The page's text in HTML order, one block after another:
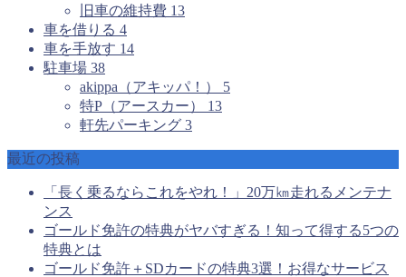
旧車の維持費 13
車を借りる 4
車を手放す 14
駐車場 38
akippa（アキッパ！） 5
特P（アースカー） 13
軒先パーキング 3
最近の投稿
「長く乗るならこれをやれ！」20万㎞走れるメンテナ
ンス
ゴールド免許の特典がヤバすぎる！知って得する5つの
特典とは
ゴールド免許＋SDカードの特典3選！お得なサービス